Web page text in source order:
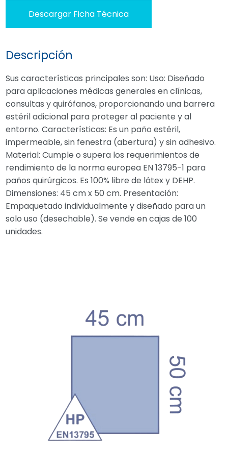
Descargar Ficha Técnica
Descripción
Sus características principales son: Uso: Diseñado
para aplicaciones médicas generales en clínicas,
consultas y quirófanos, proporcionando una barrera
estéril adicional para proteger al paciente y al
entorno. Características: Es un paño estéril,
impermeable, sin fenestra (abertura) y sin adhesivo.
Material: Cumple o supera los requerimientos de
rendimiento de la norma europea EN 13795-1 para
paños quirúrgicos. Es 100% libre de látex y DEHP.
Dimensiones: 45 cm x 50 cm. Presentación:
Empaquetado individualmente y diseñado para un
solo uso (desechable). Se vende en cajas de 100
unidades.